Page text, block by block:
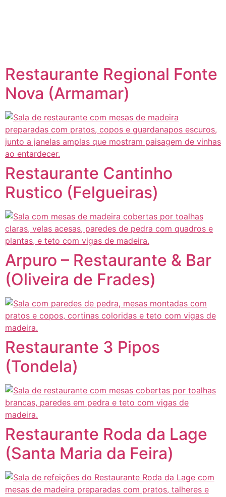
Restaurante Regional Fonte
Nova (Armamar)
Restaurante Cantinho
Rustico (Felgueiras)
Arpuro – Restaurante & Bar
(Oliveira de Frades)
Restaurante 3 Pipos
(Tondela)
Restaurante Roda da Lage
(Santa Maria da Feira)